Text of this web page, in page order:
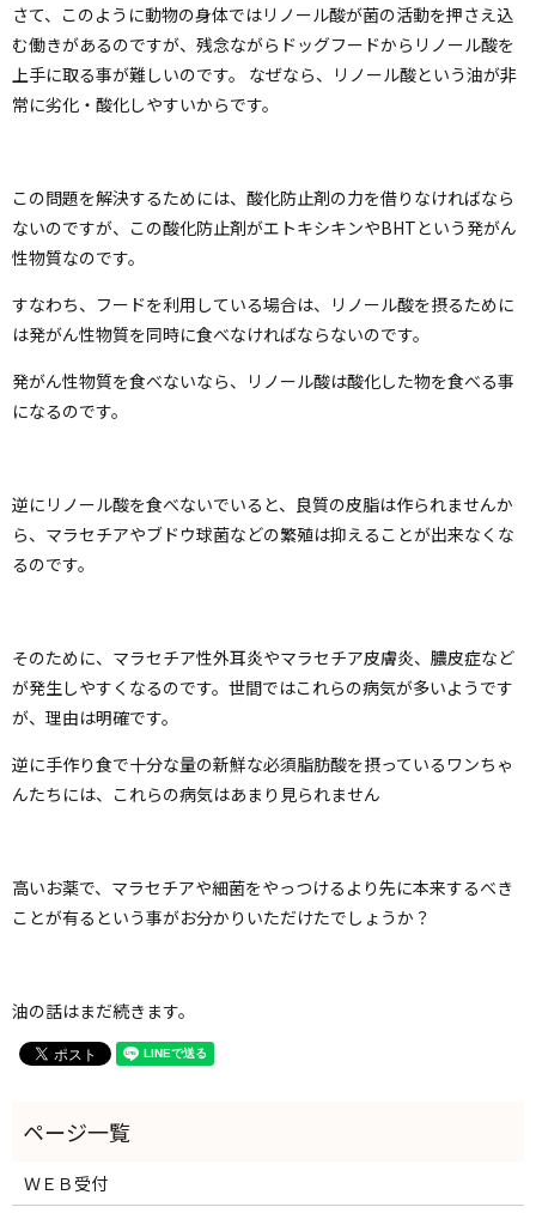
さて、このように動物の身体ではリノール酸が菌の活動を押さえ込
む働きがあるのですが、残念ながらドッグフードからリノール酸を
上手に取る事が難しいのです。 なぜなら、リノール酸という油が非
常に劣化・酸化しやすいからです。
この問題を解決するためには、酸化防止剤の力を借りなければなら
ないのですが、この酸化防止剤がエトキシキンやBHTという発がん
性物質なのです。
すなわち、フードを利用している場合は、リノール酸を摂るために
は発がん性物質を同時に食べなければならないのです。
発がん性物質を食べないなら、リノール酸は酸化した物を食べる事
になるのです。
逆にリノール酸を食べないでいると、良質の皮脂は作られませんか
ら、マラセチアやブドウ球菌などの繁殖は抑えることが出来なくな
るのです。
そのために、マラセチア性外耳炎やマラセチア皮膚炎、膿皮症など
が発生しやすくなるのです。世間ではこれらの病気が多いようです
が、理由は明確です。
逆に手作り食で十分な量の新鮮な必須脂肪酸を摂っているワンちゃ
んたちには、これらの病気はあまり見られません
高いお薬で、マラセチアや細菌をやっつけるより先に本来するべき
ことが有るという事がお分かりいただけたでしょうか？
油の話はまだ続きます。
ＷＥＢ受付